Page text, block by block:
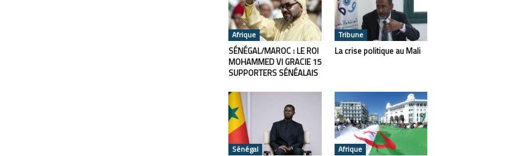
Afrique
SÉNÉGAL/MAROC : LE ROI
MOHAMMED VI GRACIE 15
SUPPORTERS SÉNÉALAIS
Tribune
La crise politique au Mali
Sénégal Afrique